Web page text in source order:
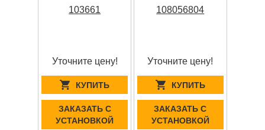
103661
Уточните цену!
КУПИТЬ
ЗАКАЗАТЬ С
УСТАНОВКОЙ
108056804
Уточните цену!
КУПИТЬ
ЗАКАЗАТЬ С
УСТАНОВКОЙ